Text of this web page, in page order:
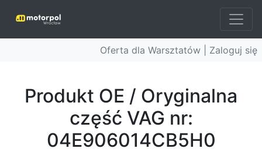
Oferta dla Warsztatów | Zaloguj się
Produkt OE / Oryginalna
część VAG nr:
04E906014CB5H0